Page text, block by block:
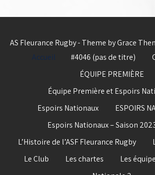
AS Fleurance Rugby - Theme by Grace
Accueil
#4046 (pas de titre)
ÉQUIPE PREMIÈRE
Équipe Première et Espoirs
Espoirs Nationaux
ESPOIRS
Espoirs Nationaux – Saison
L’Histoire de l’ASF Fleurance Rugby
Le Club
Les chartes Les